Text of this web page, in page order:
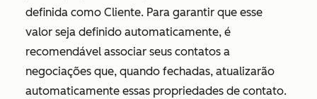
definida como Cliente. Para garantir que esse
valor seja definido automaticamente, é
recomendável associar seus contatos a
negociações que, quando fechadas, atualizarão
automaticamente essas propriedades de contato.